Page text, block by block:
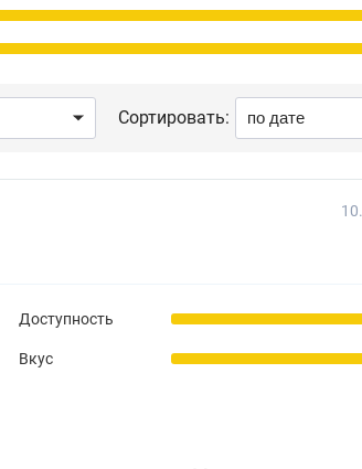
Сортировать:
Доступность
Вкус